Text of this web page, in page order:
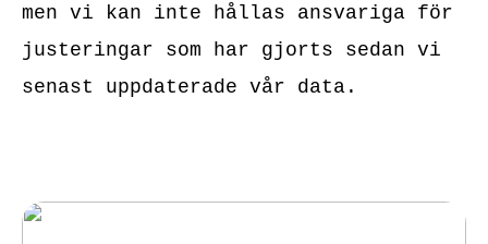
men vi kan inte hållas ansvariga för
justeringar som har gjorts sedan vi
senast uppdaterade vår data.